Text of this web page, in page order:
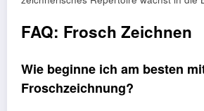
FAQ: Frosch Zeichnen
Wie beginne ich am besten
Froschzeichnung?